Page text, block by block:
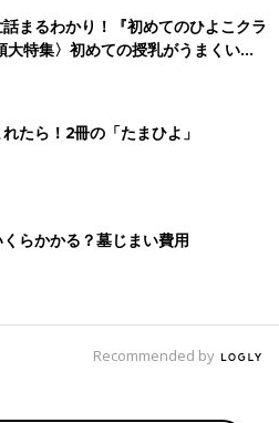
まるわかり！『初めてのひよこクラ
大特集〉初めての授乳がうまくい
ルクの基本と夏のトラブル 解決テ
たら！2冊の「たまひよ」
らかかる？墓じまい費用
Recommended by